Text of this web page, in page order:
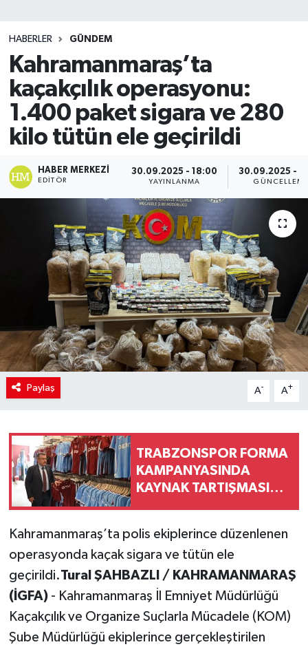
HABERLER GÜNDEM
Kahramanmaraş’ta
kaçakçılık operasyonu:
1.400 paket sigara ve 280
kilo tütün ele geçirildi
HABER MERKEZI
EDITÖR
30.09.2025 - 18:00
YAYINLANMA
30.09.2025 -
Paylaş A- A+
TRABZONSPOR FORMA
KAMPANYASINDA
KAYNAK TARTIŞMASINA
Kahramanmaraş’ta polis ekiplerince düzenlenen
operasyonda kaçak sigara ve tütün ele
geçirildi.Tural ŞAHBAZLI / KAHRAMANMARAŞ
(İGFA) - Kahramanmaraş İl Emniyet Müdürlüğü
Kaçakçılık ve Organize Suçlarla Mücadele (KOM)
Şube Müdürlüğü ekiplerince gerçekleştirilen
Teknoloji
TRABZON
TRABZONSPOR
Yaşam